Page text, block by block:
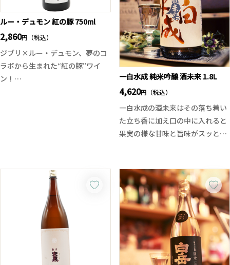
こちらは一人〜二人で飲み切りや
すく、持ち運びも楽な四合瓶タイ
プとなります。
がれています。燻製の香りと小麦
の華やかなフレーバーが織りなす
独特のバランスを、ぜひお楽しみ
ください。
ルー・デュモン 紅の豚 750ml
2,860円（税込）
ジブリ×ルー・デュモン、夢のコ
ラボから生まれた“紅の豚”ワイ
ン！
ョン。
メルローを主体に、シラー、カベ
ルネ・フラン、グルナッシュな
ど、南仏を代表する4品種をバラ
ンスよくブレンド。黒果実の豊か
な果実味に、シラー由来のスパイ
が重なり合う、軽やかでジューシ
一白水成 純米吟醸 酒未来 1.8L
4,620円（税込）
一白水成の酒未来はその落ち着い
た立ち香に加え口の中に入れると
果実の様な甘味と旨味がスッと広
の相性良く飲み飽きない味わいに
仕上がっております。例年よりも
フレッシュで透明感のある酒質を
お楽しみください。